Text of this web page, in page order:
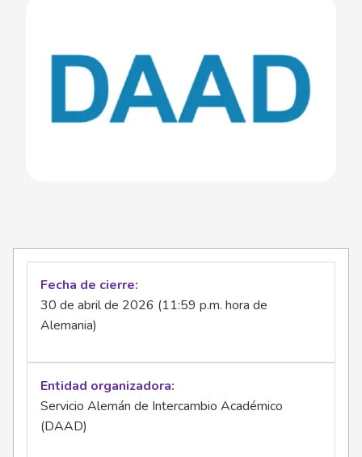
Fecha de cierre
30 de abril de 2026 (11:59 p.m. hora de
Alemania)
Entidad organizadora
Servicio Alemán de Intercambio Académico
(DAAD)